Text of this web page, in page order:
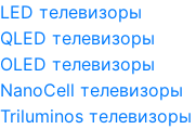
LED телевизоры
QLED телевизоры
OLED телевизоры
NanoCell телевизоры
Triluminos телевизоры